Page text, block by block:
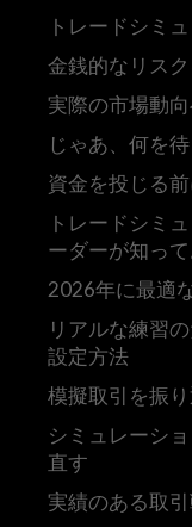
トレードシミ
金銭的なリス
実際の市場動
じゃあ、何を
資金を投じる
トレードシミ
ーダーが知っ
2026年に最適
リアルな練習
設定方法
模擬取引を振
シミュレーシ
直す
実績のある取